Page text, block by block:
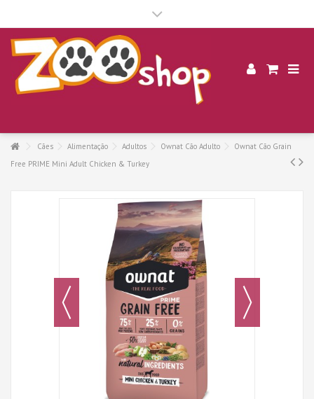
Cães Alimentação Adultos Ownat Cão Adulto
Ownat Cão Grain
Free PRIME Mini Adult Chicken & Turkey